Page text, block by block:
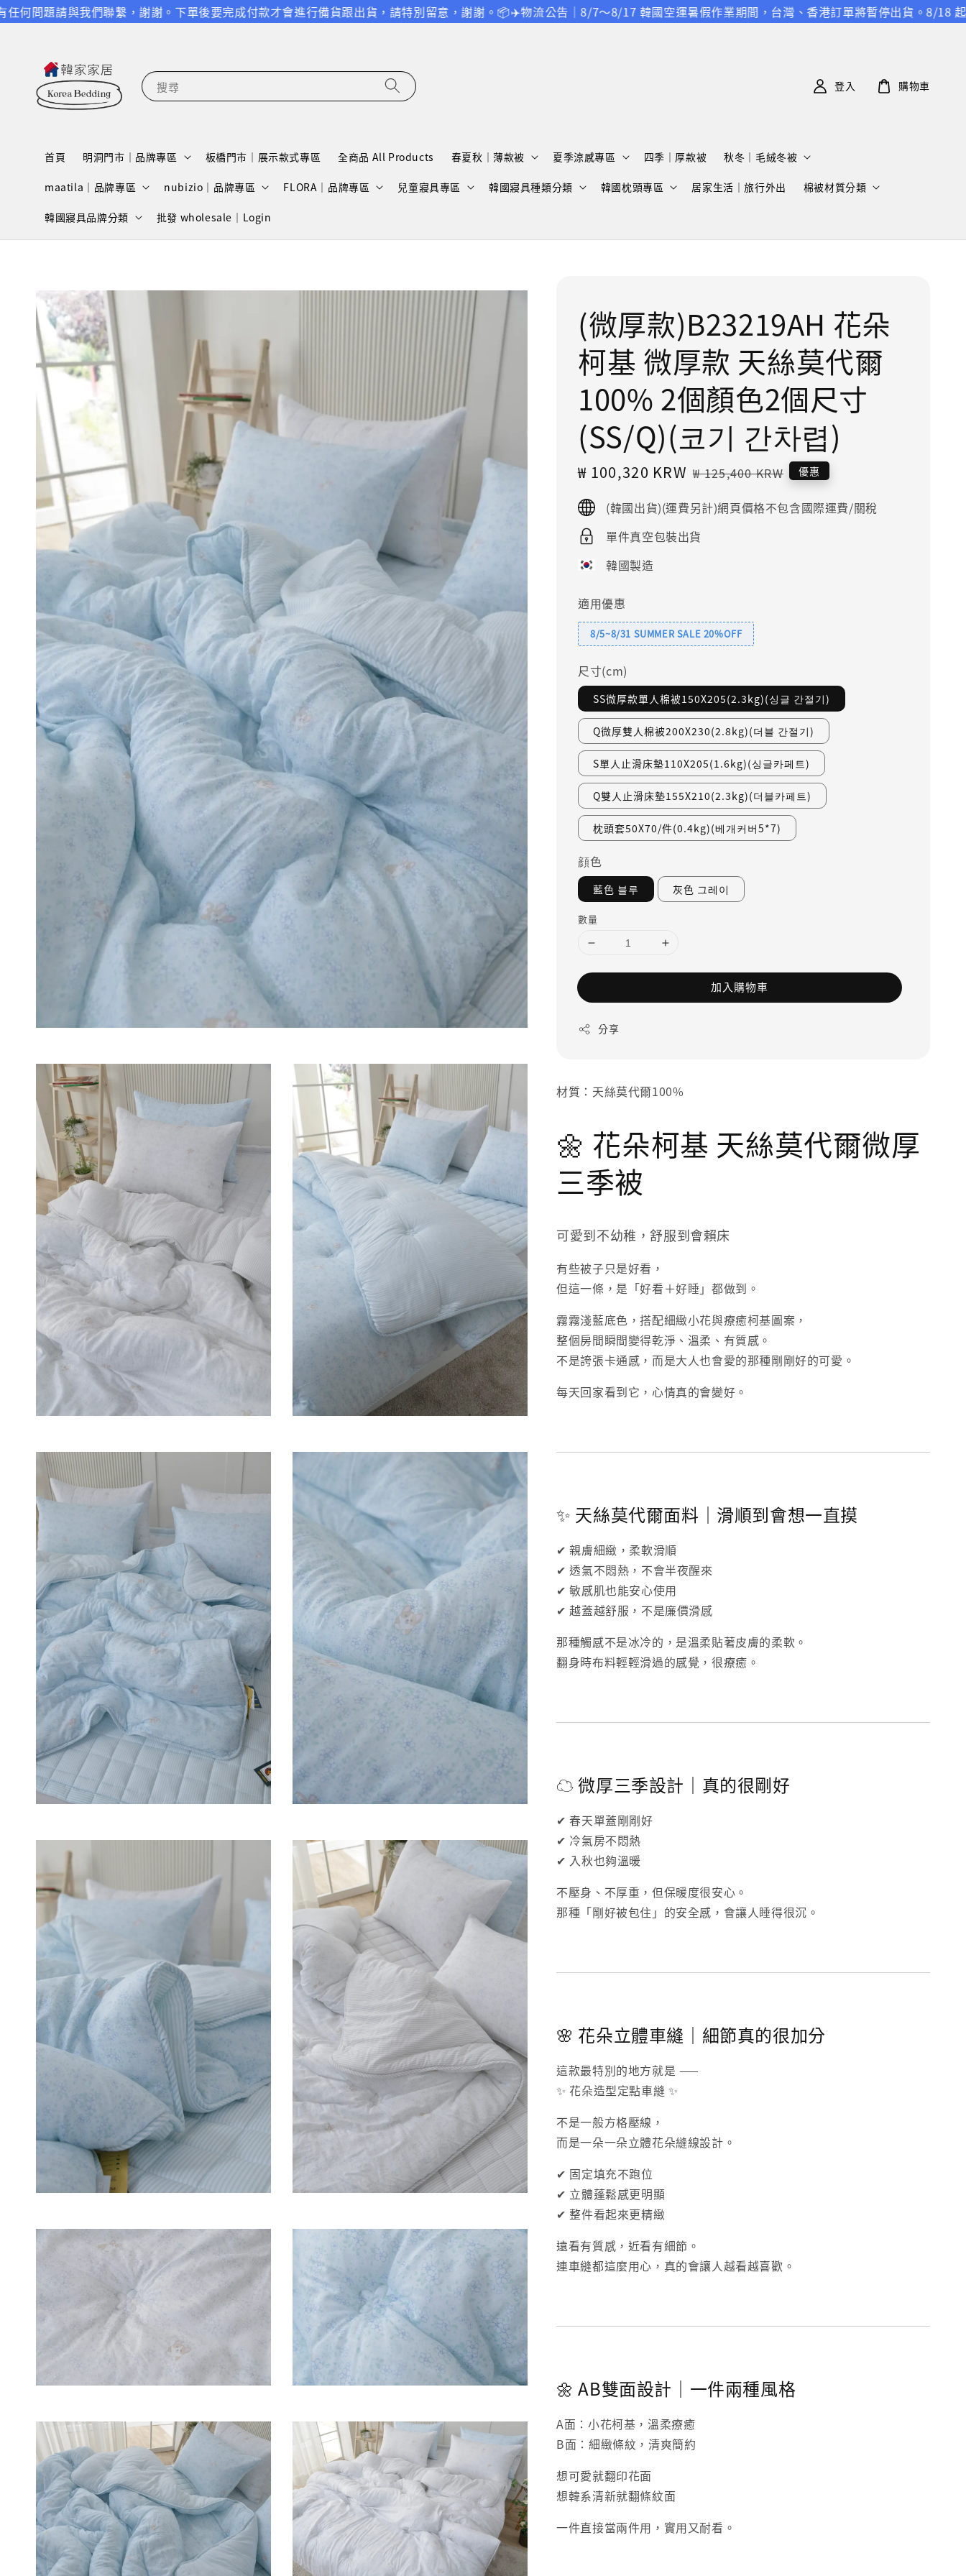
們聯繫，謝謝。下單後要完成付款才會進行備貨跟出貨，請特別留意，謝謝。📦✈️物流公告｜8/7～8/17 韓國空運暑假作業期間，台灣、香港訂單將暫停出貨。8/18 起恢復正常配送
搜尋
首頁 明洞門市｜品牌專區 板橋門市｜展示款式專區 全商品 All Products 春夏秋｜薄款被 夏季涼感專區 四季｜厚款被 秋冬｜毛絨冬被
maatila｜品牌專區 nubizio｜品牌專區 FLORA｜品牌專區 兒童寢具專區 韓國寢具種類分類 韓國枕頭專區 居家生活｜旅行外出 棉被材質分類
韓國寢具品牌分類 批發 wholesale｜Login
登入 購物車
(微厚款)B23219AH 花朵
柯基 微厚款 天絲莫代爾
100% 2個顏色2個尺寸
(SS/Q)(코기 간차렵)
Sale
price
₩ 100,320 KRW Regular
₩ 125,400 KRW 優惠
(韓國出貨)(運費另計)網頁價格不包含國際運費/關稅
單件真空包裝出貨
韓國製造
適用優惠
8/5~8/31 SUMMER SALE 20%OFF
尺寸(cm)
SS微厚款單人棉被150X205(2.3kg)(싱글 간절기)
Q微厚雙人棉被200X230(2.8kg)(더블 간절기)
S單人止滑床墊110X205(1.6kg)(싱글카페트)
Q雙人止滑床墊155X210(2.3kg)(더블카페트)
枕頭套50X70/件(0.4kg)(베개커버5*7)
顔色
藍色 블루 灰色 그레이
數量
加入購物車
分享
材質：天絲莫代爾100%
🌼 花朵柯基 天絲莫代爾微厚
三季被
可愛到不幼稚，舒服到會賴床
有些被子只是好看，
但這一條，是「好看＋好睡」都做到。
霧霧淺藍底色，搭配細緻小花與療癒柯基圖案，
整個房間瞬間變得乾淨、溫柔、有質感。
不是誇張卡通感，而是大人也會愛的那種剛剛好的可愛。
每天回家看到它，心情真的會變好。
✨ 天絲莫代爾面料｜滑順到會想一直摸
✔ 親膚細緻，柔軟滑順
✔ 透氣不悶熱，不會半夜醒來
✔ 敏感肌也能安心使用
✔ 越蓋越舒服，不是廉價滑感
那種觸感不是冰冷的，是溫柔貼著皮膚的柔軟。
翻身時布料輕輕滑過的感覺，很療癒。
☁ 微厚三季設計｜真的很剛好
✔ 春天單蓋剛剛好
✔ 冷氣房不悶熱
✔ 入秋也夠溫暖
不壓身、不厚重，但保暖度很安心。
那種「剛好被包住」的安全感，會讓人睡得很沉。
🌸 花朵立體車縫｜細節真的很加分
這款最特別的地方就是 ——
✨ 花朵造型定點車縫 ✨
不是一般方格壓線，
而是一朵一朵立體花朵縫線設計。
✔ 固定填充不跑位
✔ 立體蓬鬆感更明顯
✔ 整件看起來更精緻
遠看有質感，近看有細節。
連車縫都這麼用心，真的會讓人越看越喜歡。
🌼 AB雙面設計｜一件兩種風格
A面：小花柯基，溫柔療癒
B面：細緻條紋，清爽簡約
想可愛就翻印花面
想韓系清新就翻條紋面
一件直接當兩件用，實用又耐看。